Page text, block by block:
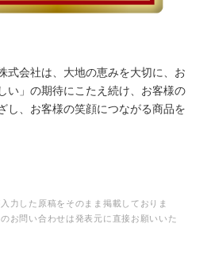
式会社は、大地の恵みを大切に、お
い」の期待にこたえ続け、お客様の
し、お客様の笑顔につながる商品を
力した原稿をそのまま掲載しておりま
お問い合わせは発表元に直接お願いいた